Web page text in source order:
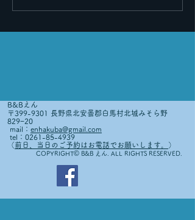
B&Bえん
〒399-9301 長野県北安曇郡白馬村北城みそら野
829−20
mail： enhakuba@gmail.com
tel：0261-85-4939
（ 前日、当日のご予約はお電話でお願いします。 ）
COPYRIGHT© B&B えん. ALL RIGHTS RESERVED.